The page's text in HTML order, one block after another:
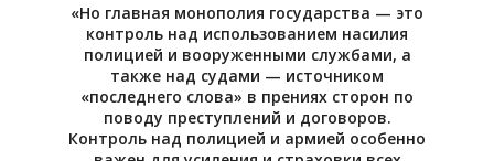
«Но главная монополия государства — это
контроль над использованием насилия
полицией и вооруженными службами, а
также над судами — источником
«последнего слова» в прениях сторон по
поводу преступлений и договоров.
Контроль над полицией и армией особенно